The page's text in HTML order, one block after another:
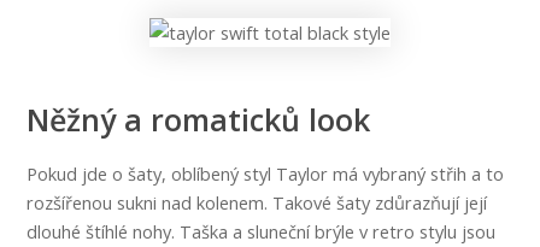
Něžný a romaticků look
Pokud jde o šaty, oblíbený styl Taylor má vybraný střih a to
rozšířenou sukni nad kolenem. Takové šaty zdůrazňují její
dlouhé štíhlé nohy. Taška a sluneční brýle v retro stylu jsou